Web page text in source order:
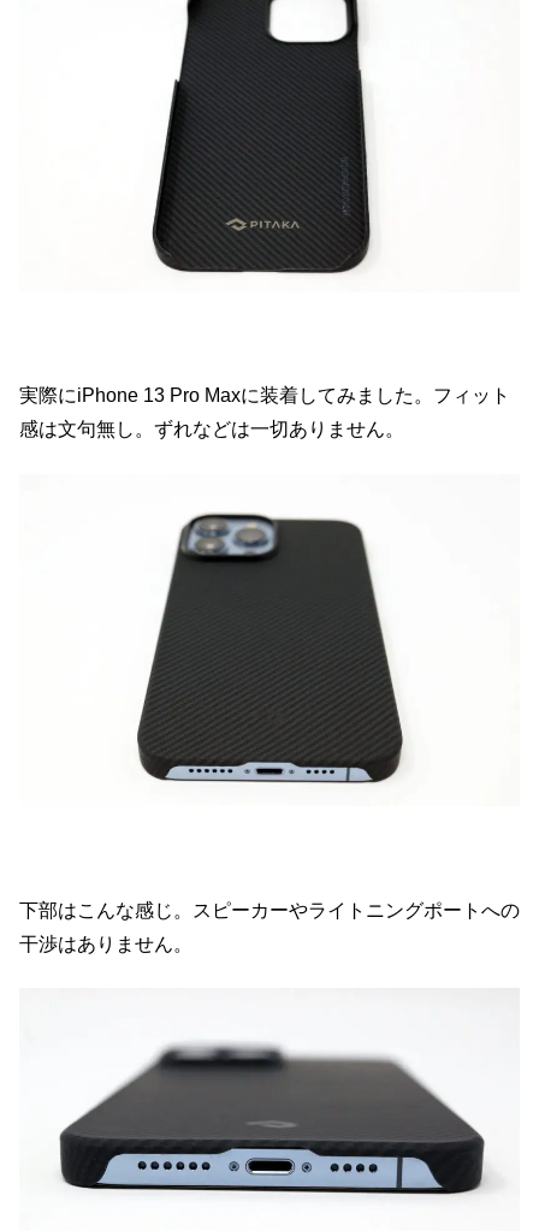
実際にiPhone 13 Pro Maxに装着してみました。フィット
感は文句無し。ずれなどは一切ありません。
下部はこんな感じ。スピーカーやライトニングポートへの
干渉はありません。